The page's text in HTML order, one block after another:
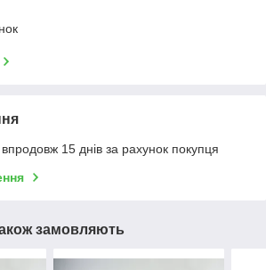
15 днів за рахунок покупця
замовляють